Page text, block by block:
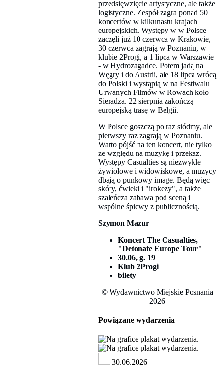
przedsięwzięcie artystyczne, ale także
logistyczne. Zespół zagra ponad 50
koncertów w kilkunastu krajach
europejskich. Występy w w Polsce
zaczęli już 10 czerwca w Krakowie,
30 czerwca zagrają w Poznaniu, w
klubie 2Progi, a 1 lipca w Warszawie
- w Hydrozagadce. Potem jadą na
Węgry i do Austrii, ale 18 lipca wrócą
do Polski i wystąpią w na Festiwalu
Urwanych Filmów w Rowach koło
Sieradza. 22 sierpnia zakończą
europejską trasę w Belgii.
W Polsce goszczą po raz siódmy, ale
pierwszy raz zagrają w Poznaniu.
Warto pójść na ten koncert, nie tylko
ze względu na muzykę i przekaz.
Występy Casualties są niezwykle
żywiołowe i widowiskowe, a muzycy
dbają o punkowy image. Będą więc
skóry, ćwieki i "irokezy", a także
szaleńcza zabawa pod sceną i
wspólne śpiewy z publicznością.
Szymon Mazur
Koncert The Casualties,
"Detonate Europe Tour"
30.06, g. 19
Klub 2Progi
bilety
© Wydawnictwo Miejskie Posnania
2026
Powiązane wydarzenia
30.06.2026